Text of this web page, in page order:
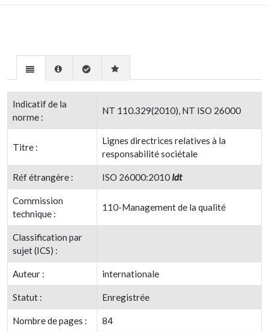
Indicatif de la
norme :
NT 110.329(2010), NT ISO 26000
Titre :
Lignes directrices relatives à la
responsabilité sociétale
Réf étrangère : ISO 26000:2010 Idt
Commission
technique :
110-Management de la qualité
Classification par
sujet (ICS) :
Auteur : internationale
Statut : Enregistrée
Nombre de pages : 84